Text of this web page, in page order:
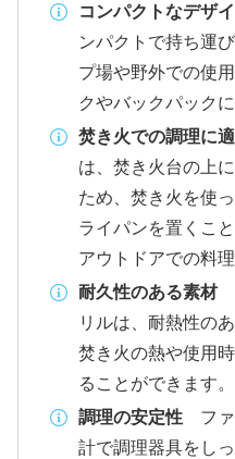
コンパクトなデザ
ンパクトで持ち運
プ場や野外での使
クやバックパック
焚き火での調理に
は、焚き火台の上
ため、焚き火を使
ライパンを置くこ
アウトドアでの料
耐久性のある素材
リルは、耐熱性の
焚き火の熱や使用
ることができます。
調理の安定性ファ
計で調理器具をし